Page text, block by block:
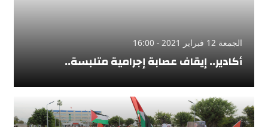
الجمعة 12 فبراير 2021 - 16:00
أكادير.. إيقاف عصابة إجرامية متلبسة..